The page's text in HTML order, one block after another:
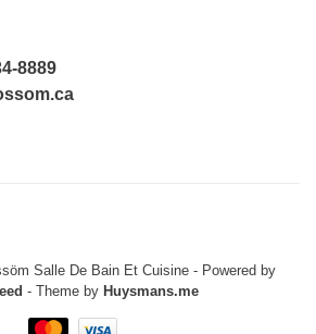
8889
Salle De Bain Et Cuisine - Powered by
- Theme by Huysmans.me